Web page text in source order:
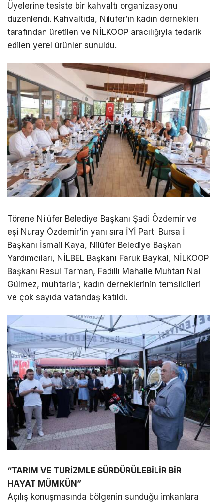
Üyelerine tesiste bir kahvaltı organizasyonu
düzenlendi. Kahvaltıda, Nilüfer’in kadın dernekleri
tarafından üretilen ve NİLKOOP aracılığıyla tedarik
edilen yerel ürünler sunuldu.
Törene Nilüfer Belediye Başkanı Şadi Özdemir ve
eşi Nuray Özdemir’in yanı sıra İYİ Parti Bursa İl
Başkanı İsmail Kaya, Nilüfer Belediye Başkan
Yardımcıları, NİLBEL Başkanı Faruk Baykal, NİLKOOP
Başkanı Resul Tarman, Fadıllı Mahalle Muhtarı Nail
Gülmez, muhtarlar, kadın derneklerinin temsilcileri
ve çok sayıda vatandaş katıldı.
“TARIM VE TURİZMLE SÜRDÜRÜLEBİLİR BİR
HAYAT MÜMKÜN”
Açılış konuşmasında bölgenin sunduğu imkanlara